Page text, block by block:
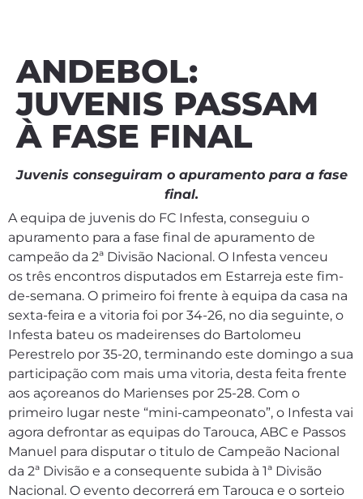
ANDEBOL:
JUVENIS PASSAM
À FASE FINAL
Juvenis conseguiram o apuramento para a fase
final.
A equipa de juvenis do FC Infesta, conseguiu o
apuramento para a fase final de apuramento de
campeão da 2ª Divisão Nacional. O Infesta venceu
os três encontros disputados em Estarreja este fim-
de-semana. O primeiro foi frente à equipa da casa na
sexta-feira e a vitoria foi por 34-26, no dia seguinte, o
Infesta bateu os madeirenses do Bartolomeu
Perestrelo por 35-20, terminando este domingo a sua
participação com mais uma vitoria, desta feita frente
aos açoreanos do Marienses por 25-28. Com o
primeiro lugar neste “mini-campeonato”, o Infesta vai
agora defrontar as equipas do Tarouca, ABC e Passos
Manuel para disputar o titulo de Campeão Nacional
da 2ª Divisão e a consequente subida à 1ª Divisão
Nacional. O evento decorrerá em Tarouca e o sorteio